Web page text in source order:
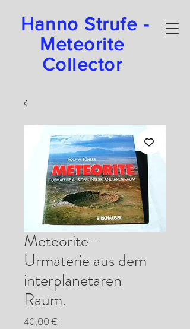
Hanno Strufe -
Meteorite
Collector
Meteorite -
Urmaterie aus dem
interplanetaren
Raum.
40,00 €